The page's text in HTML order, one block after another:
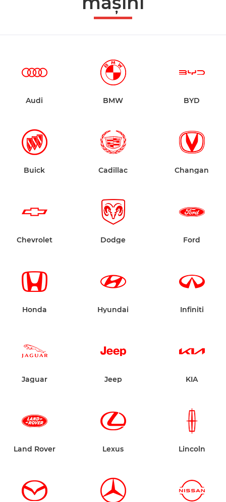
Audi BMW BYD
Buick Cadillac Changan
Chevrolet Dodge Ford
Honda Hyundai Infiniti
Jaguar Jeep KIA
Land Rover Lexus Lincoln